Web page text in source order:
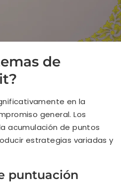
de
en la
general. Los
acumulación de puntos
estrategias variadas y
puntuación